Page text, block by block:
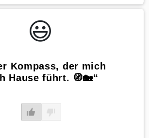
😃️
Kompass, der mich
Hause führt. 🧭🏡“